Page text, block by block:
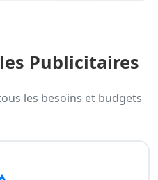
Publicitaires
les besoins et budgets